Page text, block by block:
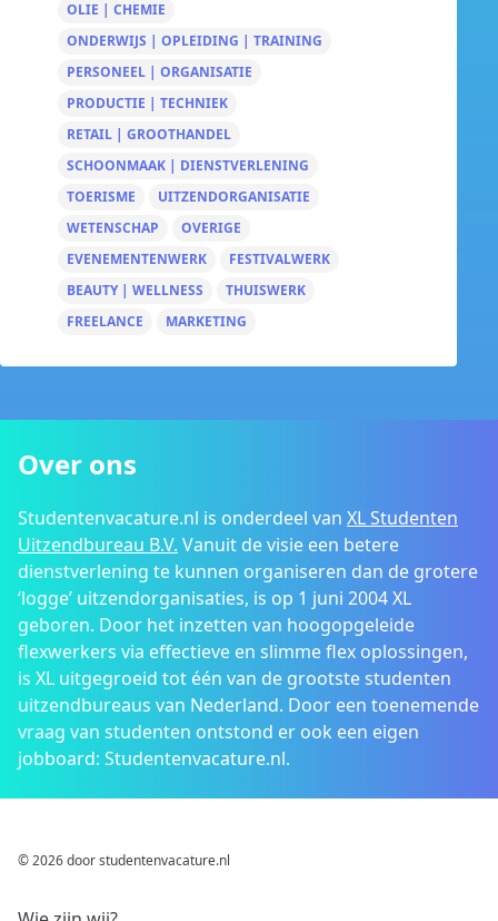
OLIE | CHEMIE
ONDERWIJS | OPLEIDING | TRAINING
PERSONEEL | ORGANISATIE
PRODUCTIE | TECHNIEK
RETAIL | GROOTHANDEL
SCHOONMAAK | DIENSTVERLENING
TOERISME
UITZENDORGANISATIE
WETENSCHAP
OVERIGE
EVENEMENTENWERK
FESTIVALWERK
BEAUTY | WELLNESS
THUISWERK
FREELANCE
MARKETING
Over ons
Studentenvacature.nl is onderdeel van XL Studenten
Uitzendbureau B.V. Vanuit de visie een betere
dienstverlening te kunnen organiseren dan de grotere
‘logge’ uitzendorganisaties, is op 1 juni 2004 XL
geboren. Door het inzetten van hoogopgeleide
flexwerkers via effectieve en slimme flex oplossingen,
is XL uitgegroeid tot één van de grootste studenten
uitzendbureaus van Nederland. Door een toenemende
vraag van studenten ontstond er ook een eigen
jobboard: Studentenvacature.nl.
© 2026 door studentenvacature.nl